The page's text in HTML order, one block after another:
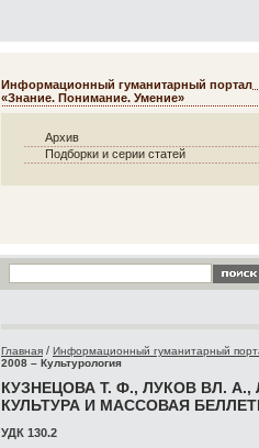
Информационный гуманитарный портал
«Знание. Понимание. Умение»
Архив
Подборки и серии статей
Главная / Информационный гуманитарный
2008 – Культурология
КУЗНЕЦОВА Т. Ф., ЛУКОВ ВЛ.
КУЛЬТУРА И МАССОВАЯ
УДК 130.2